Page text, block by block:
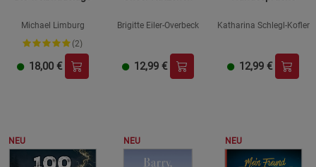
Michael Limburg
(2)
18,00 €
Brigitte Eiler-Overbeck
12,99 €
Katharina Schlegl-Kofler
12,99 €
NEU NEU NEU